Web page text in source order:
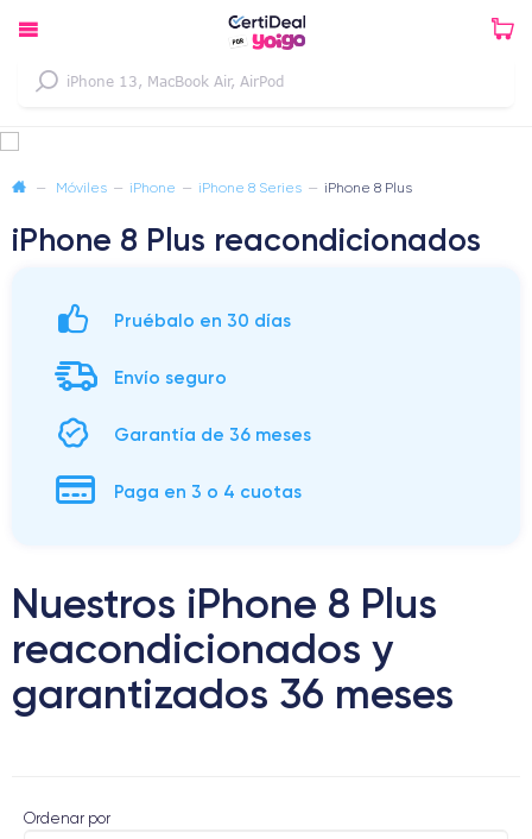
— Móviles — iPhone — iPhone 8 Series — iPhone 8 Plus
iPhone 8 Plus reacondicionados
Pruébalo en 30 días
Envío seguro
Garantía de 36 meses
Paga en 3 o 4 cuotas
Nuestros iPhone 8 Plus
reacondicionados y
garantizados 36 meses
Ordenar por